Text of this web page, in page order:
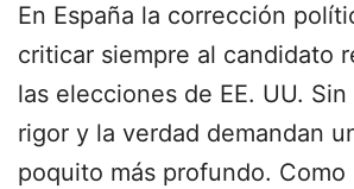
En España la corrección
criticar siempre al candidato
las elecciones de EE. UU.
rigor y la verdad demandan
poquito más profundo. Como